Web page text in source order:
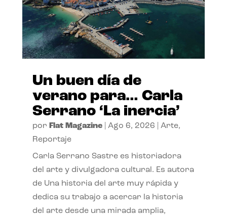
Un buen día de
verano para… Carla
Serrano ‘La inercia’
por Flat Magazine| Ago 6, 2026 Arte,
Reportaje
Carla Serrano Sastre es historiadora
del arte y divulgadora cultural. Es autora
de Una historia del arte muy rápida y
dedica su trabajo a acercar la historia
del arte desde una mirada amplia,